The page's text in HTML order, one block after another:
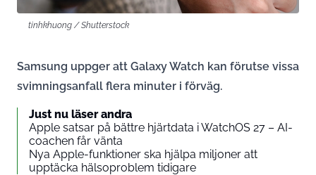
tinhkhuong / Shutterstock
Samsung uppger att Galaxy Watch kan förutse vissa
svimningsanfall flera minuter i förväg.
Just nu läser andra
Apple satsar på bättre hjärtdata i WatchOS 27 – AI-
coachen får vänta
Nya Apple-funktioner ska hjälpa miljoner att
upptäcka hälsoproblem tidigare